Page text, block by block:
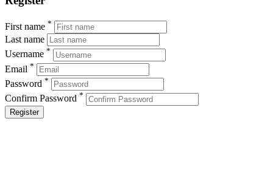
First name *
Last name
Username *
Email *
Password *
Confirm Password *
Register